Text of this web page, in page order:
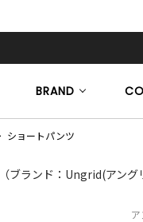
BRAND
ショートパンツ
（ブランド：Ungrid(アング